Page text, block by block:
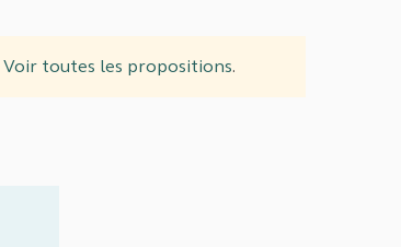
Voir toutes les propositions.